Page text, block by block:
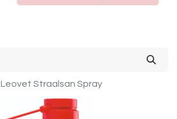
Leovet Straalsan Spray